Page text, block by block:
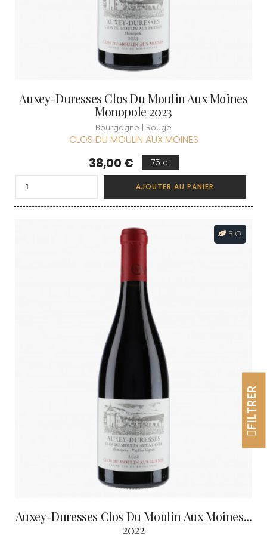
Auxey-Duresses Clos Du Moulin Aux Moines
Monopole 2023
Bourgogne | Rouge
CLOS DU MOULIN AUX MOINES
Prix
38,00 € 75 cl
AJOUTER AU PANIER
BIO
Auxey-Duresses Clos Du Moulin Aux Moines...
2022
FILTRER